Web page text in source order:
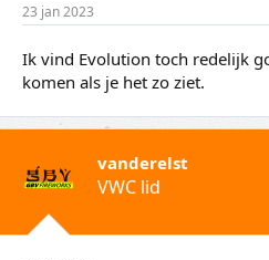
23 jan 2023
Ik vind Evolution toch redelijk
komen als je het zo ziet.
vanderelst
VWC lid